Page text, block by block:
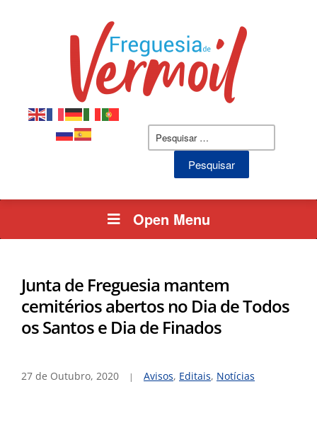
Pesquisar
Open Menu
Junta de Freguesia mantem
cemitérios abertos no Dia de Todos
os Santos e Dia de Finados
27 de Outubro, 2020 Avisos, Editais, Notícias